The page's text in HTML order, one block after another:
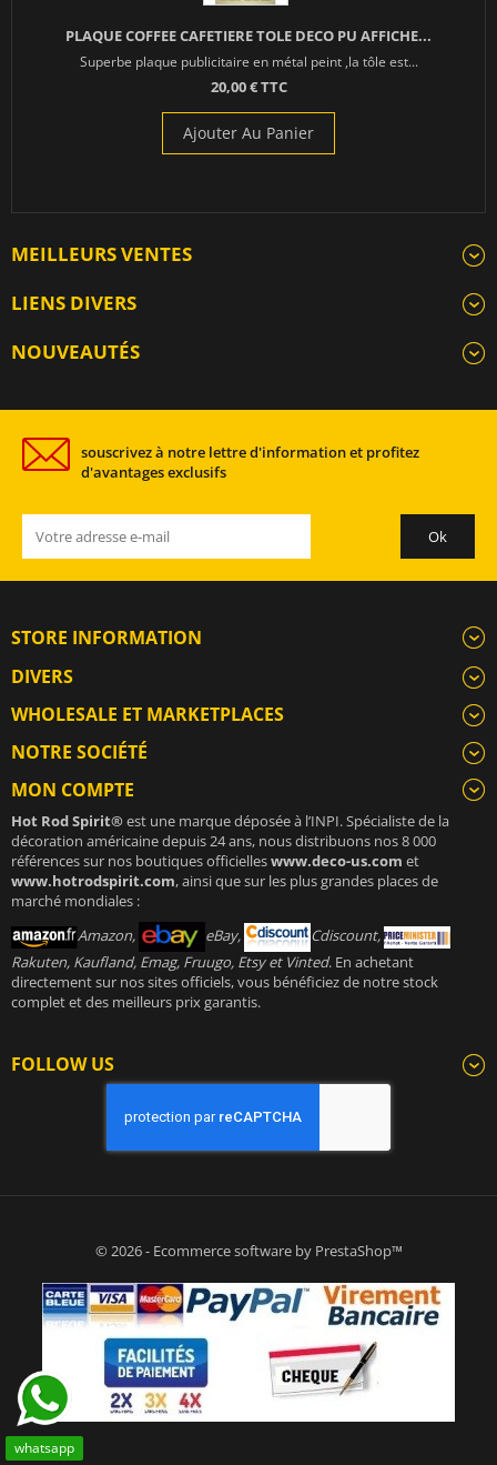
PLAQUE COFFEE CAFETIERE TOLE DECO PU AFFICHE...
Superbe plaque publicitaire en métal peint ,la tôle est...
20,00 € TTC
Ajouter Au Panier
MEILLEURS VENTES
LIENS DIVERS
NOUVEAUTÉS
souscrivez à notre lettre d'information et profitez
d'avantages exclusifs
STORE INFORMATION
DIVERS
WHOLESALE ET MARKETPLACES
NOTRE SOCIÉTÉ
MON COMPTE
Hot Rod Spirit®est une marque déposée à l’INPI. Spécialiste de la
décoration américaine depuis 24 ans, nous distribuons nos 8 000
références sur nos boutiques officielleswww.deco-us.com et
www.hotrodspirit.com, ainsi que sur les plus grandes places de
marché mondiales :
Amazon,
eBay,
Cdiscount,
Rakuten, Kaufland, Emag, Fruugo, Etsy et Vinted. En achetant
directement sur nos sites officiels, vous bénéficiez de notre stock
complet et des meilleurs prix garantis.
FOLLOW US
whatsapp
© 2026 - Ecommerce software by PrestaShop™